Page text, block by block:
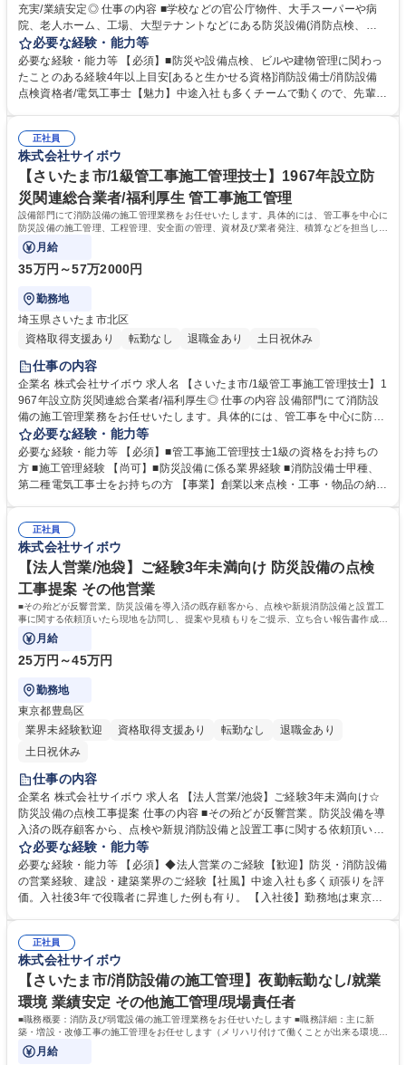
充実/業績安定◎ 仕事の内容 ■学校などの官公庁物件、大手スーパーや病
院、老人ホーム、工場、大型テナントなどにある防災設備(消防点検、感
知器等)のメンテナンス。 【詳細】消防設備メンテナンス、PC入力や報告
書作成、資材発注や修理手配、業者や施主との打ち合わせや書類確認、課
やグループ内業務での安全、品質、工程管理他。 ※メンテナンスの際、建
物所有者の立ち会いに対してどういう作業なのか等の確認が入るため、工
検】経験者◎資格手当充実/業績安定◎
必要な経験・能力等
必要な経験・能力等 【必須】■防災や設備点検、ビルや建物管理に関わっ
たことのある経験4年以上目安[あると生かせる資格]消防設備士/消防設備
点検資格者/電気工事士【魅力】中途入社も多くチームで動くので、先輩に
プクラスの企業様を担当でき、身近なビルの管理に携わることができる。
■東北大震災の時に資材枯渇している中、県庁に対し独自のルートで取得
したマスクやアルコールなどの備品の提供。それをきっかけに、県庁経由
で埼玉県の地域への「防災といえばサイボウ」という知名度が向上中。 学
歴・資格 学歴：大学院 大学 高専 短大 専修学校 高校 語学力： 資格：第一
種運転免許普通自動車
正社員
株式会社サイボウ
【さいたま市/1級管工事施工管理技士】1967年設立防
災関連総合業者/福利厚生 管工事施工管理
設備部門にて消防設備の施工管理業務をお任せいたします。具体的には、管工事を中心に
防災設備の施工管理、工程管理、安全面の管理、資材及び業者発注、積算などを担当して
いただきます。変更範囲：原則なし
月給
35万円～57万2000円
勤務地
埼玉県さいたま市北区
資格取得支援あり
転勤なし 退職金あり 土日祝休み
仕事の内容
企業名 株式会社サイボウ 求人名 【さいたま市/1級管工事施工管理技士】1
967年設立防災関連総合業者/福利厚生◎ 仕事の内容 設備部門にて消防設
備の施工管理業務をお任せいたします。具体的には、管工事を中心に防災
設備の施工管理、工程管理、安全面の管理、資材及び業者発注、積算など
を担当していただきます。変更範囲：原則なし 【担当物件】官公庁のお客
様を中心に庁舎・学校・図書館等の公営施設からビル・マンション・アパ
ート・工場・病院、福祉施設など。 【就業環境】有給休暇の取得実績も多
ります。中途入社者も多く、馴染みやすい環境です。 募集職種 【さいた
ま市/1級管工事施工管理技士】1967年設立防災関連総合業者/福利厚生◎
必要な経験・能力等
必要な経験・能力等 【必須】■管工事施工管理技士1級の資格をお持ちの
方 ■施工管理経験 【尚可】■防災設備に係る業界経験 ■消防設備士甲種、
第二種電気工事士をお持ちの方 【事業】創業以来点検・工事・物品の納品
で社会貢献性も高い事業を展開しております。防災設備の点検や工事の他
に防災備蓄品や衛生商品なども取扱う当社は、様々なニーズにお応えでき
るため、景気に左右されにくく、腰を据えて働くことが可能です。 学歴・
資格 学歴：大学院 大学 高専 短大 専修学校 高校 語学力： 資格：1級管工
事施工管理技士
正社員
株式会社サイボウ
【法人営業/池袋】ご経験3年未満向け 防災設備の点検
工事提案 その他営業
■その殆どが反響営業。防災設備を導入済の既存顧客から、点検や新規消防設備と設置工
事に関する依頼頂いたら現地を訪問し、提案や見積もりをご提示、立ち合い報告書作成
等。最初は同行からスタート。
月給
25万円～45万円
勤務地
東京都豊島区
業界未経験歓迎
資格取得支援あり 転勤なし
退職金あり
土日祝休み
仕事の内容
企業名 株式会社サイボウ 求人名 【法人営業/池袋】ご経験3年未満向け☆
防災設備の点検工事提案 仕事の内容 ■その殆どが反響営業。防災設備を導
入済の既存顧客から、点検や新規消防設備と設置工事に関する依頼頂いた
ら現地を訪問し、提案や見積もりをご提示、立ち合い報告書作成等。最初
は同行からスタート。 【魅力】■現場研修が3か月～6ヶ月あり、商材を理
解してから営業ができます。■災害も増えており設備導入を考える企業様
も多いため、必要とされている仕事だと感じられます。■官公庁や公共施
たり、自分で予定を組立ることが出来、自由度高く働けることが魅力で
す。 募集職種 【法人営業/池袋】ご経験3年未満向け☆防災設備の点検工
事提案
必要な経験・能力等
必要な経験・能力等 【必須】◆法人営業のご経験【歓迎】防災・消防設備
の営業経験、建設・建築業界のご経験【社風】中途入社も多く頑張りを評
価。入社後3年で役職者に昇進した例も有り。 【入社後】勤務地は東京営
に一貫して取り組み防災企業として全国トップクラスの実績あり。震災の
時に資材枯渇している中、県庁に対し独自のルートで取得した備品の提供
をきっかけに、地域への「防災といえばサイボウ」という知名度が向上
中。 学歴・資格 学歴：大学院 大学 高専 短大 専修学校 高校 語学力： 資
格：第一種運転免許普通自動車
正社員
株式会社サイボウ
【さいたま市/消防設備の施工管理】夜勤転勤なし/就業
環境 業績安定 その他施工管理/現場責任者
■職務概要：消防及び弱電設備の施工管理業務をお任せいたします ■職務詳細：主に新
築・増設・改修工事の施工管理をお任せします（メリハリ付けて働くことが出来る環境で
す。）変更範囲：原則なし
月給